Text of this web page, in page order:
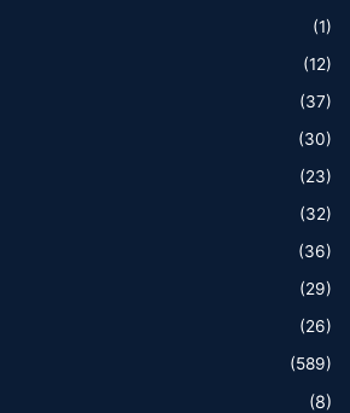
(1)
(12)
(37)
(30)
(23)
(32)
(36)
(29)
(26)
(589)
(8)